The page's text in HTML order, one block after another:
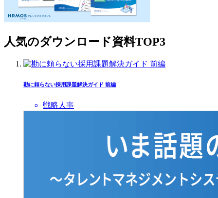
人気のダウンロード資料TOP3
勘に頼らない採用課題解決ガイド 前編
戦略人事